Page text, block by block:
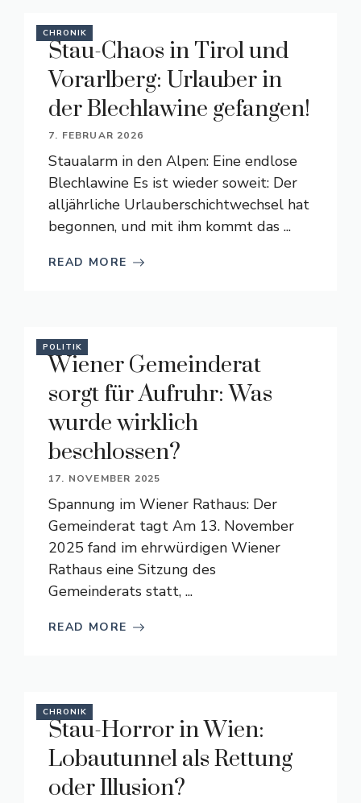
CHRONIK
Stau-Chaos in Tirol und
Vorarlberg: Urlauber in
der Blechlawine gefangen!
7. FEBRUAR 2026
Staualarm in den Alpen: Eine endlose
Blechlawine Es ist wieder soweit: Der
alljährliche Urlauberschichtwechsel hat
begonnen, und mit ihm kommt das ...
READ MORE
POLITIK
Wiener Gemeinderat
sorgt für Aufruhr: Was
wurde wirklich
beschlossen?
17. NOVEMBER 2025
Spannung im Wiener Rathaus: Der
Gemeinderat tagt Am 13. November
2025 fand im ehrwürdigen Wiener
Rathaus eine Sitzung des
Gemeinderats statt, ...
READ MORE
CHRONIK
Stau-Horror in Wien:
Lobautunnel als Rettung
oder Illusion?